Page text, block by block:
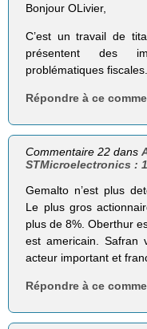
Bonjour OLivier,
C’est un travail de
présentent des
problématiques fiscales.
Répondre à ce
Commentaire 22 dans
STMicroelectronics : 1
Gemalto n’est plus
Le plus gros
plus de 8%. Oberthur
est americain. Safran
acteur important et
Répondre à ce